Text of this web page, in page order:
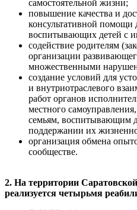
самостоятельной жизни;
повышение качества и
консультативной помощи
воспитывающих детей с
содействие родителям
организации
множественными
создание условий для
и внутриотраслевого
работ органов
местного
семьям, воспитывающим
поддержании их
организация обмена
сообществе.
2. На территории
реализуется четырьмя